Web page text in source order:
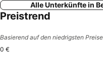
Alle Unterkünfte in
Preistrend
Basierend auf den niedrigsten
0 €